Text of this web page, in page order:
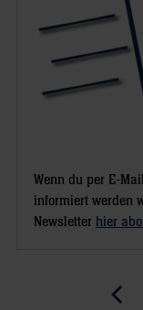
Wenn du per E-
informiert werden
Newsletter hier